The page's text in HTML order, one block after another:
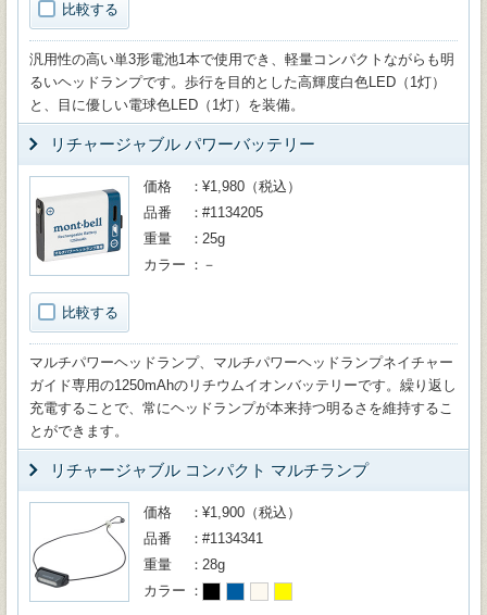
比較する
汎用性の高い単3形電池1本で使用でき、軽量コンパクトながらも明
るいヘッドランプです。歩行を目的とした高輝度白色LED（1灯）
と、目に優しい電球色LED（1灯）を装備。
リチャージャブル パワーバッテリー
比較する
価格
¥1,980（税込）
品番
#1134205
重量
25g
カラー
－
マルチパワーヘッドランプ、マルチパワーヘッドランプネイチャー
ガイド専用の1250mAhのリチウムイオンバッテリーです。繰り返し
充電することで、常にヘッドランプが本来持つ明るさを維持するこ
とができます。
リチャージャブル コンパクト マルチランプ
価格
¥1,900（税込）
品番
#1134341
重量
28g
カラー